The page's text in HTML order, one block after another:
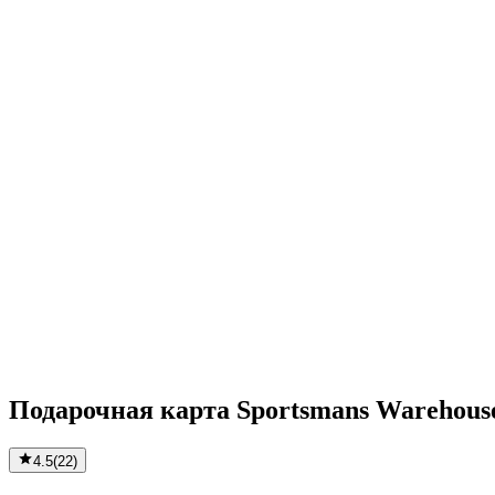
Подарочная карта Sportsmans
4.5(22)